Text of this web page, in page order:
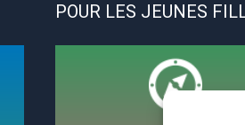
POUR LES JEUNES